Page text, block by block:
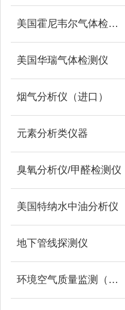
美国霍尼韦尔气体检测仪
美国华瑞气体检测仪
烟气分析仪（进口）
元素分析类仪器
臭氧分析仪/甲醛检测仪
美国特纳水中油分析仪
地下管线探测仪
环境空气质量监测（美国Met one）